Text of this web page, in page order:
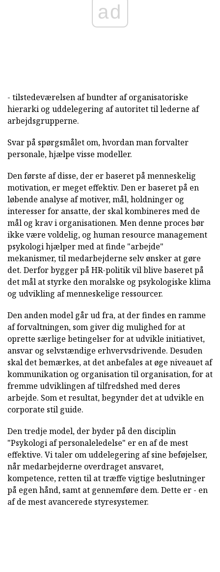
ad
- tilstedeværelsen af bundter af organisatoriske
hierarki og uddelegering af autoritet til lederne af
arbejdsgrupperne.
Svar på spørgsmålet om, hvordan man forvalter
personale, hjælpe visse modeller.
Den første af disse, der er baseret på menneskelig
motivation, er meget effektiv. Den er baseret på en
løbende analyse af motiver, mål, holdninger og
interesser for ansatte, der skal kombineres med de
mål og krav i organisationen. Men denne proces bør
ikke være voldelig, og human resource management
psykologi hjælper med at finde "arbejde"
mekanismer, til medarbejderne selv ønsker at gøre
det. Derfor bygger på HR-politik vil blive baseret på
det mål at styrke den moralske og psykologiske klima
og udvikling af menneskelige ressourcer.
Den anden model går ud fra, at der findes en ramme
af forvaltningen, som giver dig mulighed for at
oprette særlige betingelser for at udvikle initiativet,
ansvar og selvstændige erhvervsdrivende. Desuden
skal det bemærkes, at det anbefales at øge niveauet af
kommunikation og organisation til organisation, for at
fremme udviklingen af tilfredshed med deres
arbejde. Som et resultat, begynder det at udvikle en
corporate stil guide.
Den tredje model, der byder på den disciplin
"Psykologi af personaleledelse" er en af de mest
effektive. Vi taler om uddelegering af sine beføjelser,
når medarbejderne overdraget ansvaret,
kompetence, retten til at træffe vigtige beslutninger
på egen hånd, samt at gennemføre dem. Dette er - en
af de mest avancerede styresystemer.